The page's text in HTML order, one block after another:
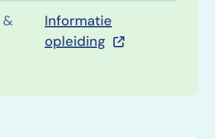
&
Informatie
opleiding